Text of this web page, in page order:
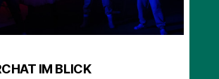
IM BLICK